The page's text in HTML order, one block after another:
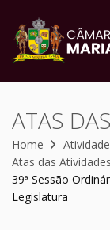
ATAS
Home
Atas das Atividades
39ª Sessão
Legislatura